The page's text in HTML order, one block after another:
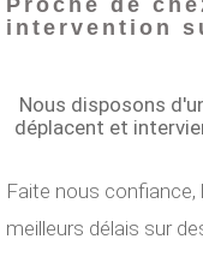
intervention
Nous disposons
déplacent et
Faite nous confiance,
meilleurs délais sur